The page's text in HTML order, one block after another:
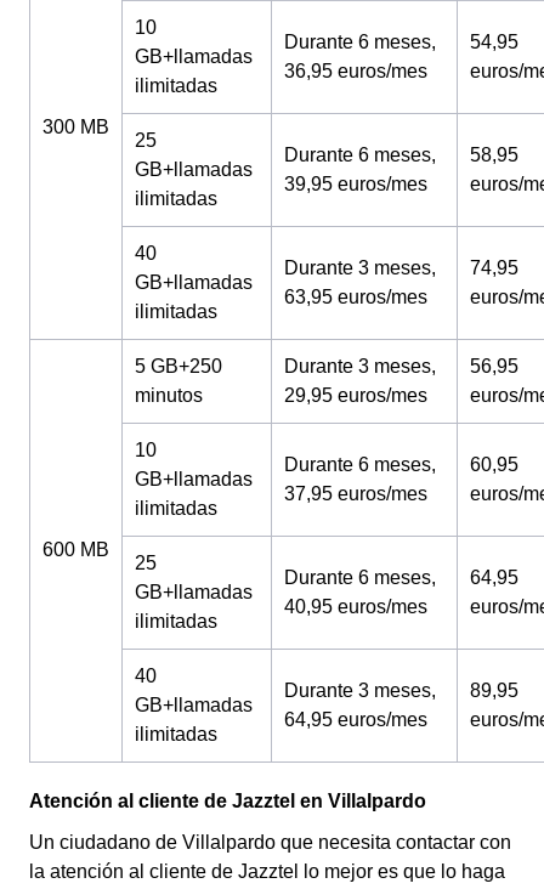
300 MB
10
GB+llamadas
ilimitadas
Durante 6 meses,
36,95 euros/mes
54,95
euros/
25
GB+llamadas
ilimitadas
Durante 6 meses,
39,95 euros/mes
58,95
euros/
40
GB+llamadas
ilimitadas
Durante 3 meses,
63,95 euros/mes
74,95
euros/
600 MB
5 GB+250
minutos
Durante 3 meses,
29,95 euros/mes
56,95
euros/
10
GB+llamadas
ilimitadas
Durante 6 meses,
37,95 euros/mes
60,95
euros/
25
GB+llamadas
ilimitadas
Durante 6 meses,
40,95 euros/mes
64,95
euros/
40
GB+llamadas
ilimitadas
Durante 3 meses,
64,95 euros/mes
89,95
euros/
Atención al cliente de Jazztel en Villalpardo
Un ciudadano de Villalpardo que necesita contactar con
la atención al cliente de Jazztel lo mejor es que lo haga